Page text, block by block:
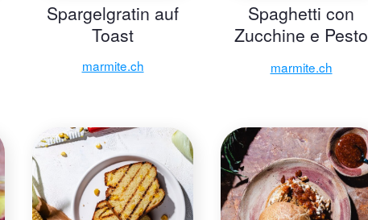
Spargelgratin auf
Toast
marmite.ch
Spaghetti con
Zucchine e Pesto
marmite.ch